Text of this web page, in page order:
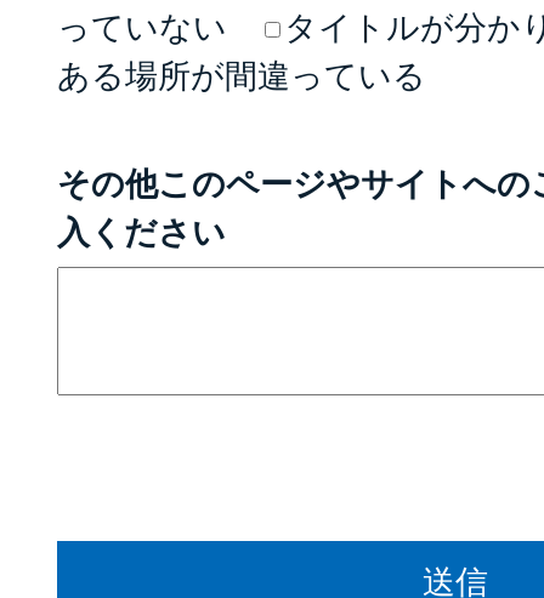
っていない
タイトルが分か
ある場所が間違っている
その他このページやサイトへ
入ください